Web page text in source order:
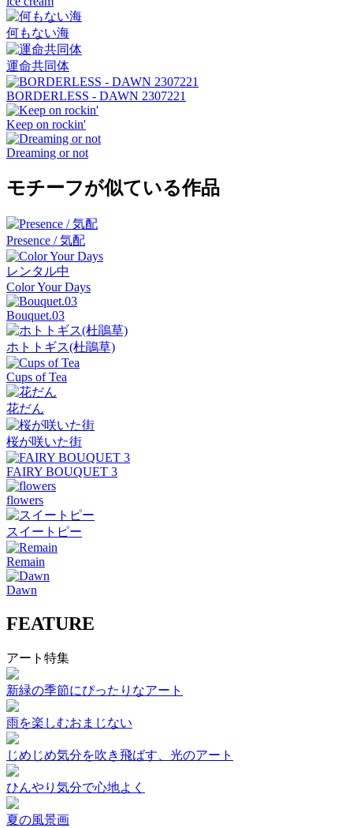
何もない海
運命共同体
BORDERLESS - DAWN 2307221
Keep on rockin'
Dreaming or not
モチーフが似ている作品
Presence / 気配
レンタル中
Color Your Days
Bouquet.03
ホトトギス(杜鵑草)
Cups of Tea
花だん
桜が咲いた街
FAIRY BOUQUET 3
flowers
スイートピー
Remain
Dawn
FEATURE
アート特集
新緑の季節にぴったりなアート
雨を楽しむおまじない
じめじめ気分を吹き飛ばす、光のアート
ひんやり気分で心地よく
夏の風景画